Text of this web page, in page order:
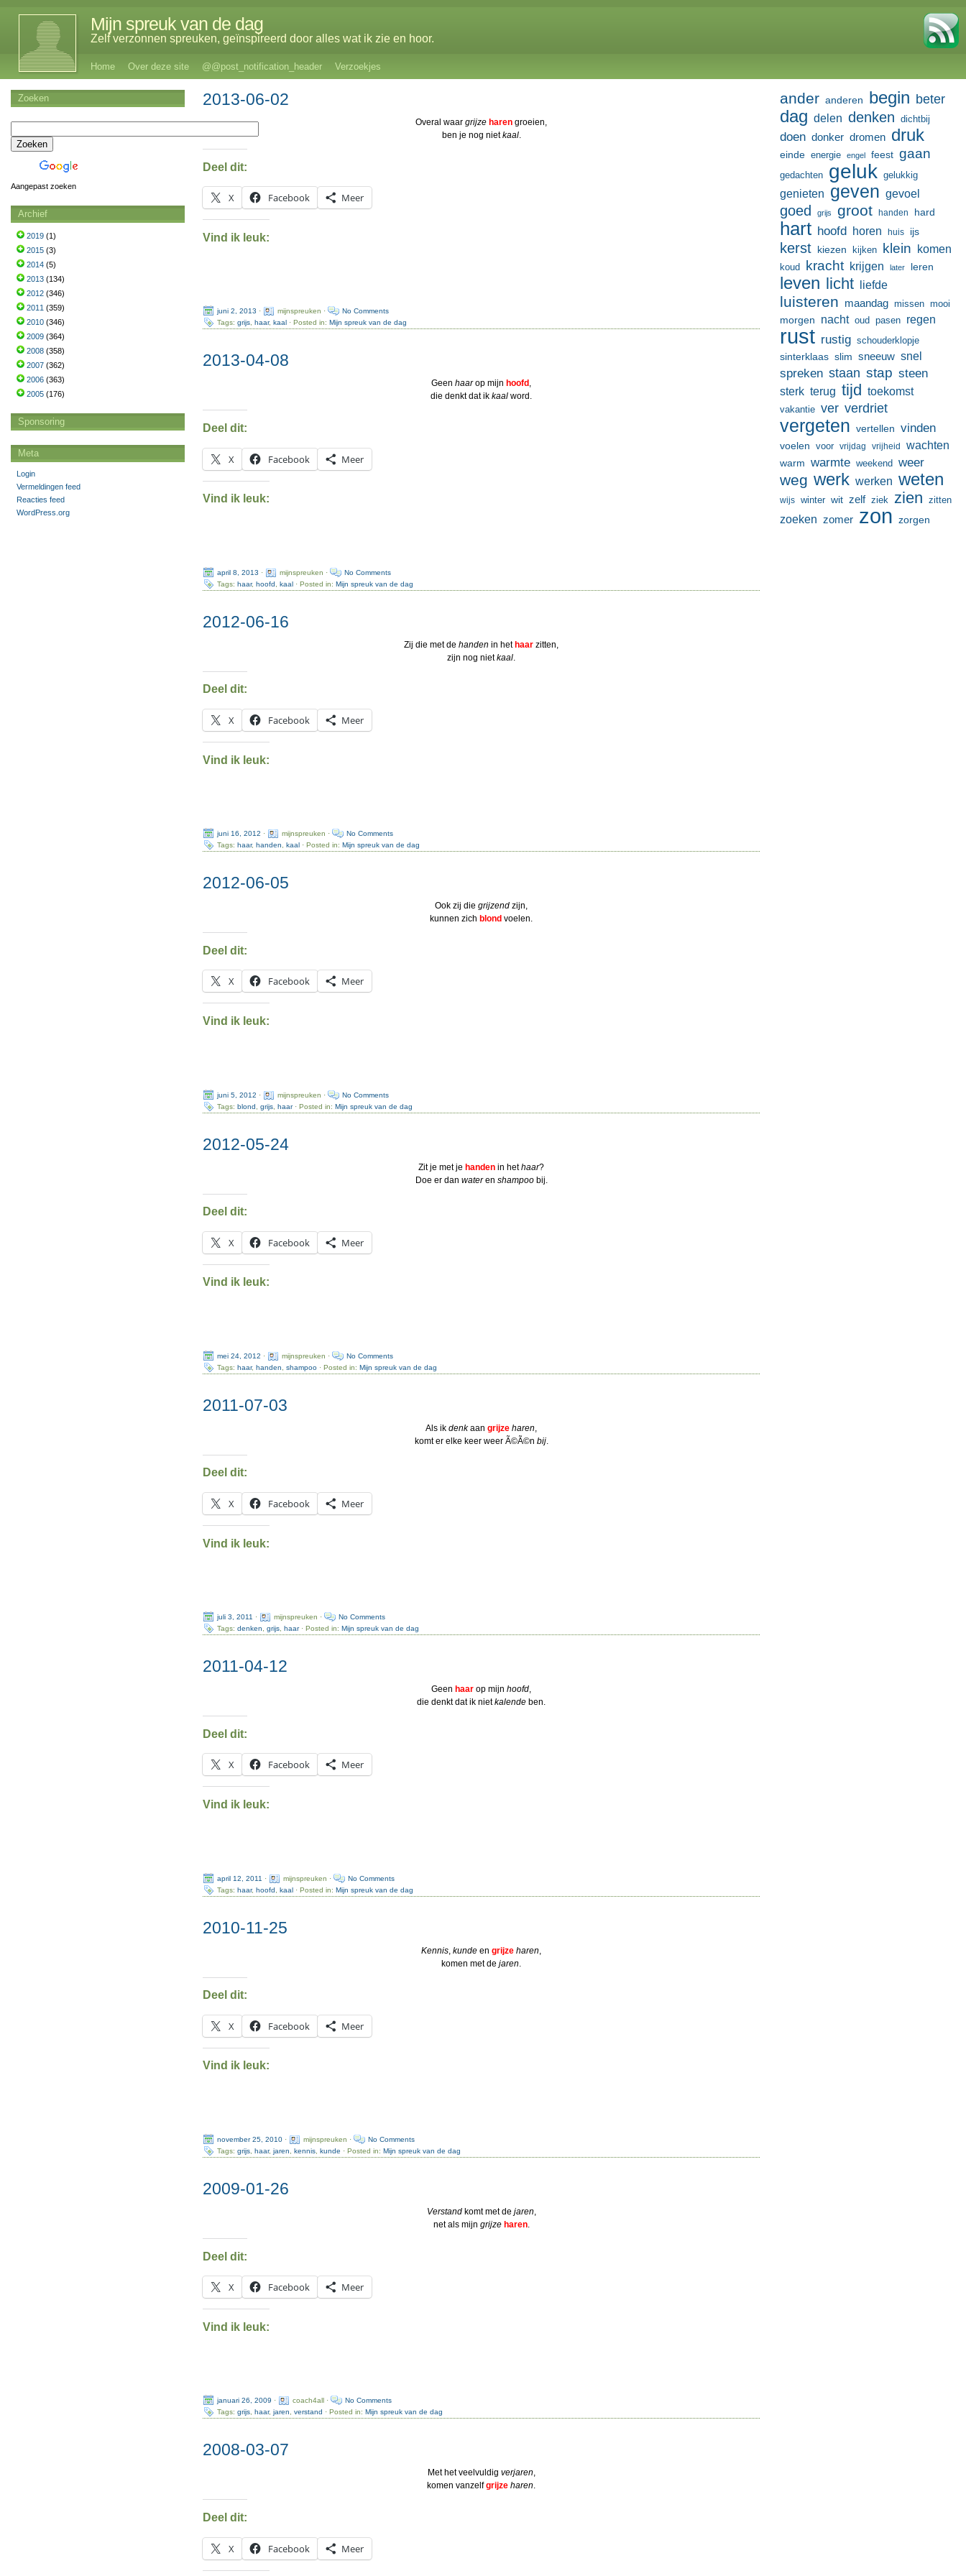
Mijn spreuk van de dag
Zelf verzonnen spreuken, geïnspireerd door alles wat ik zie en hoor.
Home Over deze site @@post_notification_header Verzoekjes
2013-06-02
Overal waargrijze haren groeien,
ben je nog nietkaal.
Deel dit:
X Facebook Meer
Vind ik leuk:
juni 2, 2013 · mijnspreuken ·
No Comments
Tags:grijs ,haar,kaal · Posted in:Mijn spreuk van de dag
2013-04-08
Geenhaarop mijn hoofd ,
die denkt dat ikkaal word.
Deel dit:
X Facebook Meer
Vind ik leuk:
april 8, 2013 · mijnspreuken ·
No Comments
Tags:haar,hoofd ,kaal · Posted in:Mijn spreuk van de dag
2012-06-16
Zij die met dehanden in hethaar zitten,
zijn nog nietkaal
Deel dit:
X Facebook Meer
Vind ik leuk:
juni 16, 2012 · mijnspreuken ·
No Comments
Tags:haar,handen ,kaal · Posted in:Mijn spreuk van de dag
2012-06-05
Ook zij diegrijzend zijn,
kunnen zich blond voelen.
Deel dit:
X Facebook Meer
Vind ik leuk:
juni 5, 2012 · mijnspreuken ·
No Comments
Tags:blond ,grijs ,haar· Posted in:Mijn spreuk van de dag
2012-05-24
Zit je met jehanden in hethaar?
Doe er dan wateren shampoobij.
Deel dit:
X Facebook Meer
Vind ik leuk:
mei 24, 2012 · mijnspreuken ·
No Comments
Tags:haar,handen ,shampoo · Posted in:Mijn spreuk van de dag
2011-07-03
Als ikdenkaangrijzeharen,
komt er elke keer weer Ã©Ã©n bij.
Deel dit:
X Facebook Meer
Vind ik leuk:
juli 3, 2011 · mijnspreuken ·
No Comments
Tags:denken ,grijs ,haar· Posted in:Mijn spreuk van de dag
2011-04-12
Geen haarop mijnhoofd,
die denkt dat ik nietkalende ben.
Deel dit:
X Facebook Meer
Vind ik leuk:
april 12, 2011 · mijnspreuken ·
No Comments
Tags:haar,hoofd ,kaal · Posted in:Mijn spreuk van de dag
2010-11-25
Kennis ,kundeengrijzeharen
komen met dejaren
Deel dit:
X Facebook Meer
Vind ik leuk:
november 25, 2010 · mijnspreuken ·
No Comments
Tags:grijs ,haar,jaren ,kennis ,kunde · Posted in:Mijn spreuk van de dag
2009-01-26
Verstandkomt met de jaren,
net als mijn grijze haren.
Deel dit:
X Facebook Meer
Vind ik leuk:
januari 26, 2009 · coach4all ·
No Comments
Tags:grijs ,haar,jaren ,verstand · Posted in:Mijn spreuk van de dag
2008-03-07
Met het veelvuldig verjaren,
komen vanzelfgrijze haren.
Deel dit:
X Facebook Meer
ander anderen begin beter
dag delen denken dichtbij
doen donker dromen druk
einde energie engel feest gaan
gedachten geluk gelukkig
genieten geven gevoel
goed grijs groot handen hard
hart hoofd horen huis ijs
kerst kiezen kijken klein komen
koud kracht krijgen later leren
leven licht liefde
luisteren maandag missen mooi
morgen nacht oud pasen regen
rust rustig schouderklopje
sinterklaas slim sneeuw snel
spreken staan stap steen
sterk terug tijd toekomst
vakantie ver verdriet
vergeten vertellen vinden
voelen voor vrijdag vrijheid wachten
warm warmte weekend weer
weg werk werken weten
wijs winter wit zelf ziek zien zitten
zoeken zomer zon zorgen
Zoeken
Aangepast zoeken
Archief
2019 (1)
2015 (3)
2014 (5)
2013 (134)
2012 (346)
2011 (359)
2010 (346)
2009 (364)
2008 (358)
2007 (362)
2006 (363)
2005 (176)
Sponsoring
Meta
Login
Vermeldingen feed
Reacties feed
WordPress.org